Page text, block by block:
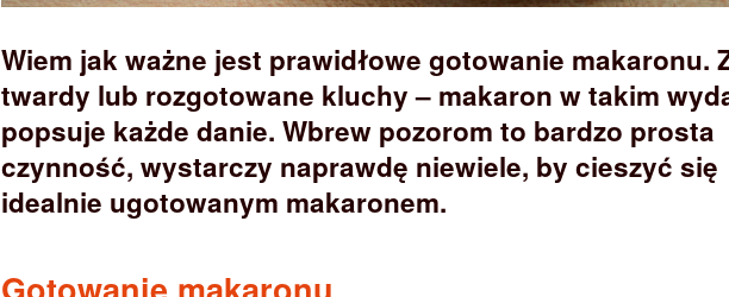
Wiem jak ważne jest prawidłowe gotowanie makaronu.
twardy lub rozgotowane kluchy – makaron w takim
popsuje każde danie. Wbrew pozorom to bardzo prosta
czynność, wystarczy naprawdę niewiele, by cieszyć się
idealnie ugotowanym makaronem.